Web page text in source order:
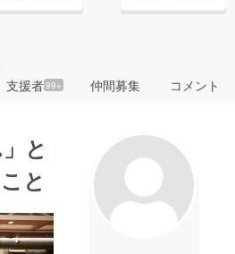
支援者99+ 仲間募集 コメント
と
と